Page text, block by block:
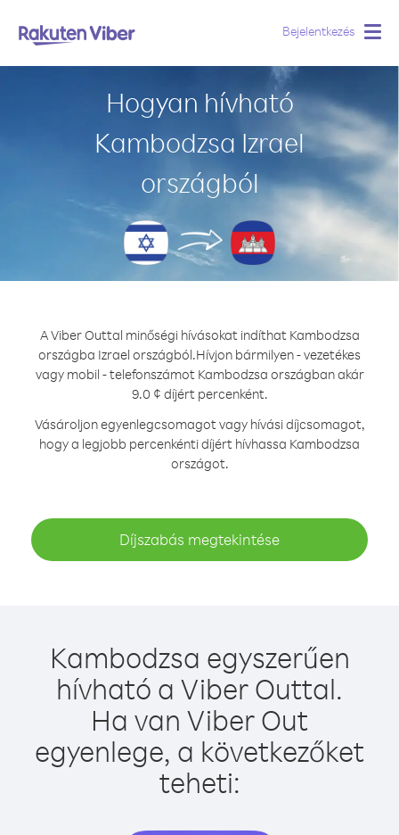
Bejelentkezés
Hogyan hívható
Kambodzsa Izrael
országból
A Viber Outtal minőségi hívásokat indíthat Kambodzsa
országba Izrael országból.Hívjon bármilyen - vezetékes
vagy mobil - telefonszámot Kambodzsa országban akár
9.0 ¢ díjért percenként.
Vásároljon egyenlegcsomagot vagy hívási díjcsomagot,
hogy a legjobb percenkénti díjért hívhassa Kambodzsa
országot.
Díjszabás megtekintése
Kambodzsa egyszerűen
hívható a Viber Outtal.
Ha van Viber Out
egyenlege, a következőket
teheti: